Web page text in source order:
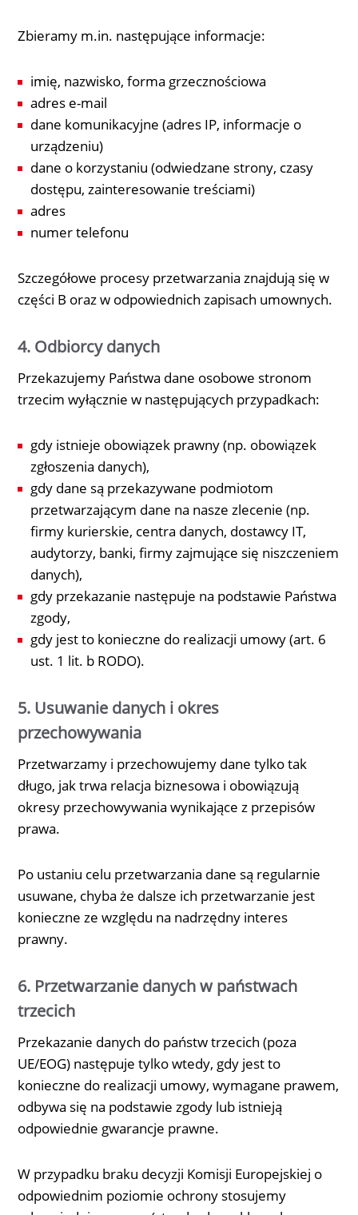
Zbieramy m.in. następujące informacje:
imię, nazwisko, forma grzecznościowa
adres e-mail
dane komunikacyjne (adres IP, informacje o
urządzeniu)
dane o korzystaniu (odwiedzane strony, czasy
dostępu, zainteresowanie treściami)
adres
numer telefonu
Szczegółowe procesy przetwarzania znajdują się w
części B oraz w odpowiednich zapisach umownych.
4. Odbiorcy danych
Przekazujemy Państwa dane osobowe stronom
trzecim wyłącznie w następujących przypadkach:
gdy istnieje obowiązek prawny (np. obowiązek
zgłoszenia danych),
gdy dane są przekazywane podmiotom
przetwarzającym dane na nasze zlecenie (np.
firmy kurierskie, centra danych, dostawcy IT,
audytorzy, banki, firmy zajmujące się niszczeniem
danych),
gdy przekazanie następuje na podstawie Państwa
zgody,
gdy jest to konieczne do realizacji umowy (art. 6
ust. 1 lit. b RODO).
5. Usuwanie danych i okres
przechowywania
Przetwarzamy i przechowujemy dane tylko tak
długo, jak trwa relacja biznesowa i obowiązują
okresy przechowywania wynikające z przepisów
prawa.
Po ustaniu celu przetwarzania dane są regularnie
usuwane, chyba że dalsze ich przetwarzanie jest
konieczne ze względu na nadrzędny interes
prawny.
6. Przetwarzanie danych w państwach
trzecich
Przekazanie danych do państw trzecich (poza
UE/EOG) następuje tylko wtedy, gdy jest to
konieczne do realizacji umowy, wymagane prawem,
odbywa się na podstawie zgody lub istnieją
odpowiednie gwarancje prawne.
W przypadku braku decyzji Komisji Europejskiej o
odpowiednim poziomie ochrony stosujemy